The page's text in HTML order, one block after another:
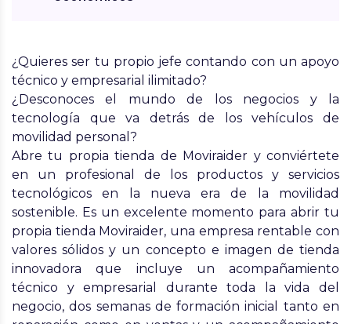
¿Quieres ser tu propio jefe contando con un apoyo
técnico y empresarial ilimitado?
¿Desconoces el mundo de los negocios y la
tecnología que va detrás de los vehículos de
movilidad personal?
Abre tu propia tienda de Moviraider y conviértete
en un profesional de los productos y servicios
tecnológicos en la nueva era de la movilidad
sostenible. Es un excelente momento para abrir tu
propia tienda Moviraider, una empresa rentable con
valores sólidos y un concepto e imagen de tienda
innovadora que incluye un acompañamiento
técnico y empresarial durante toda la vida del
negocio, dos semanas de formación inicial tanto en